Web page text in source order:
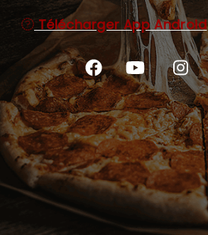
Télécharger App Android